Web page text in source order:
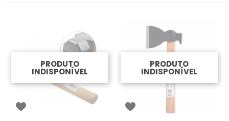
PRODUTO
INDISPONÍVEL
PRODUTO
INDISPONÍVEL